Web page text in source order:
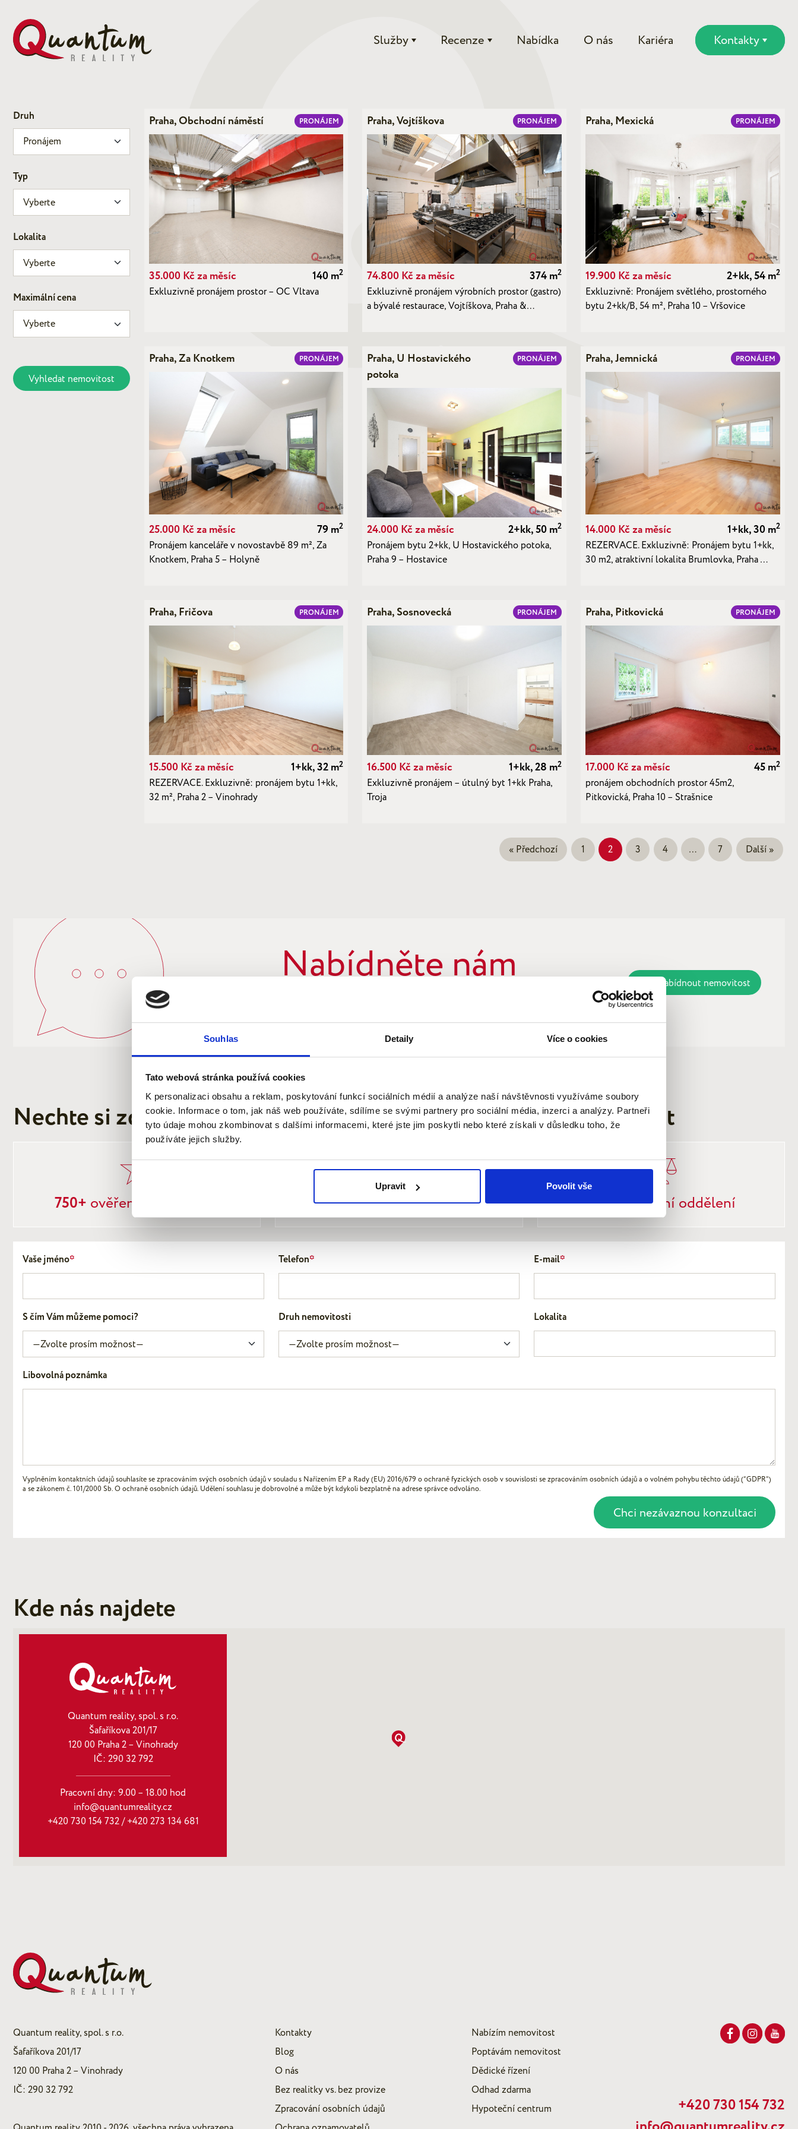
Souhlas Detaily Více o cookies
Tato webová stránka používá cookies
K personalizaci obsahu a reklam, poskytování funkcí sociálních médií a analýze naší návštěvnosti využíváme soubory
cookie. Informace o tom, jak náš web používáte, sdílíme se svými partnery pro sociální média, inzerci a analýzy. Partneři
tyto údaje mohou zkombinovat s dalšími informacemi, které jste jim poskytli nebo které získali v důsledku toho, že
používáte jejich služby.
Upravit Povolit vše
Služby Recenze Nabídka O nás Kariéra Kontakty
Druh
Typ
Lokalita
Maximální cena
Vyhledat nemovitost
Praha, Obchodní náměstí PRONÁJEM
35.000 Kč za měsíc 140 m2
Exkluzivně pronájem prostor – OC Vltava
Praha, Vojtíškova PRONÁJEM
74.800 Kč za měsíc 374 m2
Exkluzivně pronájem výrobních prostor (gastro)
a bývalé restaurace, Vojtíškova, Praha &…
Praha, Mexická PRONÁJEM
19.900 Kč za měsíc 2+kk, 54 m2
Exkluzivně: Pronájem světlého, prostorného
bytu 2+kk/B, 54 m², Praha 10 – Vršovice
Praha, Za Knotkem PRONÁJEM
25.000 Kč za měsíc 79 m2
Pronájem kanceláře v novostavbě 89 m², Za
Knotkem, Praha 5 – Holyně
Praha, U Hostavického
potoka
PRONÁJEM
24.000 Kč za měsíc 2+kk, 50 m2
Pronájem bytu 2+kk, U Hostavického potoka,
Praha 9 – Hostavice
Praha, Jemnická PRONÁJEM
14.000 Kč za měsíc 1+kk, 30 m2
REZERVACE. Exkluzivně: Pronájem bytu 1+kk,
30 m2, atraktivní lokalita Brumlovka, Praha …
Praha, Fričova PRONÁJEM
15.500 Kč za měsíc 1+kk, 32 m2
REZERVACE. Exkluzivně: pronájem bytu 1+kk,
32 m², Praha 2 – Vinohrady
Praha, Sosnovecká PRONÁJEM
16.500 Kč za měsíc 1+kk, 28 m2
Exkluzivně pronájem – útulný byt 1+kk Praha,
Troja
Praha, Pitkovická PRONÁJEM
17.000 Kč za měsíc 45 m2
pronájem obchodních prostor 45m2,
Pitkovická, Praha 10 – Strašnice
« Předchozí 1 2 3 4 … 7 Další »
Nabídněte nám Chci nabídnout nemovitost
Nechte si zdarma doporučit nejlepší strategii pro Vaši nemovitost
750+ ověřených referencí 15 letzkušeností Vlastníprávní oddělení
Vaše jméno* Telefon* E-mail*
S čím Vám můžeme pomoci? Druh nemovitosti Lokalita
Libovolná poznámka
Vyplněním kontaktních údajů souhlasíte se zpracováním svých osobních údajů v souladu s Nařízením EP a Rady (EU) 2016/679 o ochraně fyzických osob v souvislosti se zpracováním osobních údajů a o volném pohybu těchto údajů (“GDPR”)
a se zákonem č. 101/2000 Sb. O ochraně osobních údajů. Udělení souhlasu je dobrovolné a může být kdykoli bezplatně na adrese správce odvoláno.
Kde nás najdete
Quantum reality, spol. s r.o.
Šafaříkova 201/17
120 00 Praha 2 – Vinohrady
IČ: 290‍ 32‍ 792
Pracovní dny: 9.00 – 18.00 hod
info@quantumreality.cz
+420 730 154 732/+420 273 134 681
Quantum reality, spol. s r.o.
Šafaříkova 201/17
120 00 Praha 2 – Vinohrady
IČ: 290 32 792
Kontakty
Blog
O nás
Bez realitky vs. bez provize
Zpracování osobních údajů
Nabízím nemovitost
Poptávám nemovitost
Dědické řízení
Odhad zdarma
Hypoteční centrum
+420 730 154 732